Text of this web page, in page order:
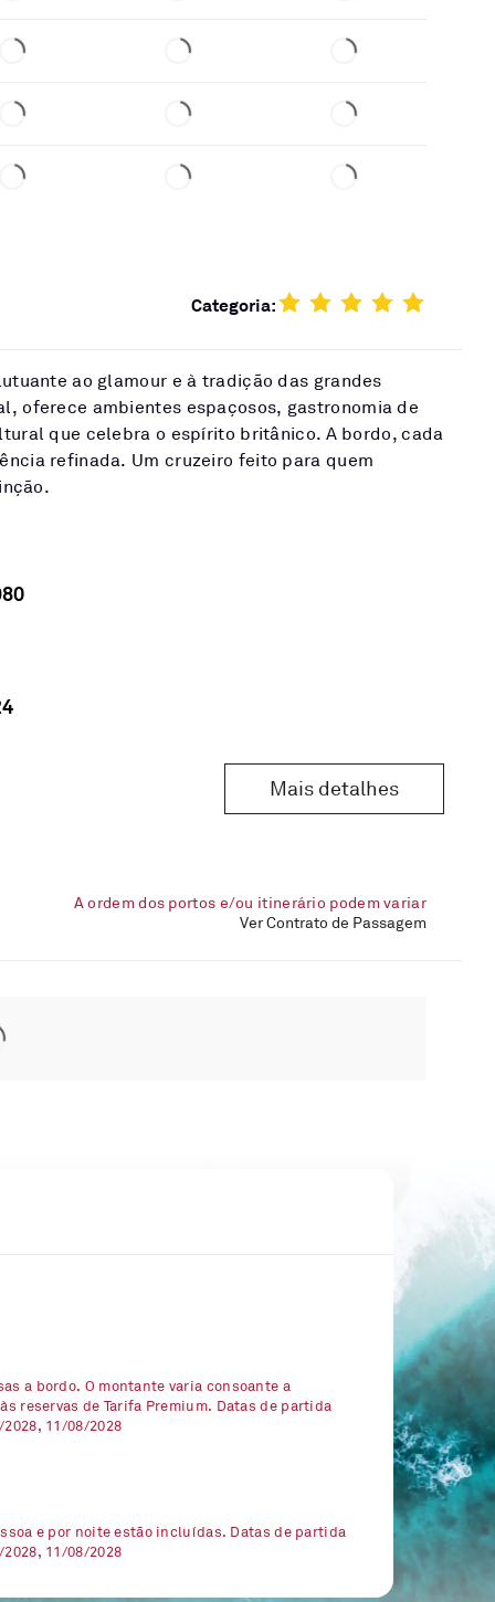
Categoria:
ao glamour e à tradição das grandes
oferece ambientes espaçosos, gastronomia de
que celebra o espírito britânico. A bordo, cada
refinada. Um cruzeiro feito para quem
Mais detalhes
A ordem dos portos e/ou itinerário podem variar
Ver Contrato de Passagem
a bordo. O montante varia consoante a
reservas de Tarifa Premium. Datas de partida
11/08/2028
e por noite estão incluídas. Datas de partida
11/08/2028